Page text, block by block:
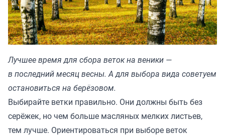
Лучшее время для сбора веток на веники —
в последний месяц весны. А для выбора вида советуем
остановиться на берëзовом.
Выбирайте ветки правильно. Они должны быть без
серёжек, но чем больше масляных мелких листьев,
тем лучше. Ориентироваться при выборе веток